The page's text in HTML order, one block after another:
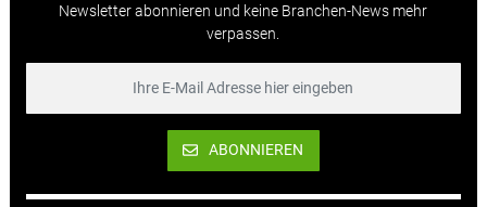
Newsletter abonnieren und keine Branchen-News mehr
verpassen.
ABONNIEREN